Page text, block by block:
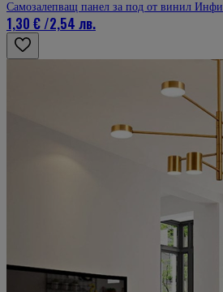
Самозалепващ панел за под от винил Инфи
1,30 €/2,54 лв.